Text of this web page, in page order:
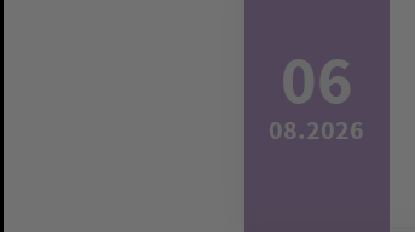
06
08.2026